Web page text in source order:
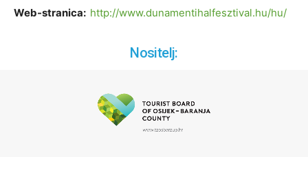
Web-stranica: http://www.dunamentihalfesztival.hu/hu/
Nositelj: